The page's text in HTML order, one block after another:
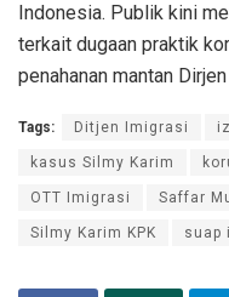
Indonesia. Publik kini
terkait dugaan praktik
penahanan mantan
Tags: Ditjen Imigrasi
kasus Silmy Karim
OTT Imigrasi Saffar
Silmy Karim KPK suap